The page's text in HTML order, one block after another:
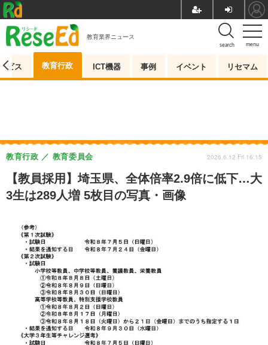
menu
search
教育業界ニュース
ビス 教育行政 ICT機器 事例 イベント リセマム
【教員採用】埼玉県、全体倍率2.9倍に低下…大
3生は289人増 5枚目の写真・画像
教育行政 教育委員会 2026.6.12 Fri 16:15